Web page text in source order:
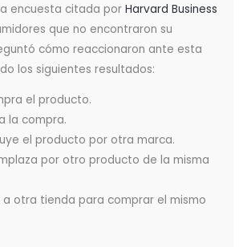
encuesta citada porHarvard Business
que no encontraron su
cómo reaccionaron ante esta
los siguientes resultados:
el producto.
la compra.
el producto por otra marca.
por otro producto de la misma
a otra tienda para comprar el mismo